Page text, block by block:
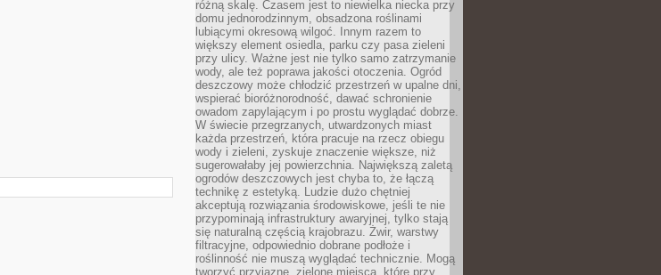
różną skalę. Czasem jest to niewielka niecka przy
domu jednorodzinnym, obsadzona roślinami
lubiącymi okresową wilgoć. Innym razem to
większy element osiedla, parku czy pasa zieleni
przy ulicy. Ważne jest nie tylko samo zatrzymanie
wody, ale też poprawa jakości otoczenia. Ogród
deszczowy może chłodzić przestrzeń w upalne dni,
wspierać bioróżnorodność, dawać schronienie
owadom zapylającym i po prostu wyglądać dobrze.
W świecie przegrzanych, utwardzonych miast
każda przestrzeń, która pracuje na rzecz obiegu
wody i zieleni, zyskuje znaczenie większe, niż
sugerowałaby jej powierzchnia. Największą zaletą
ogrodów deszczowych jest chyba to, że łączą
technikę z estetyką. Ludzie dużo chętniej
akceptują rozwiązania środowiskowe, jeśli te nie
przypominają infrastruktury awaryjnej, tylko stają
się naturalną częścią krajobrazu. Żwir, warstwy
filtracyjne, odpowiednio dobrane podłoże i
roślinność nie muszą wyglądać technicznie. Mogą
tworzyć przyjazne, zielone miejsca, które przy